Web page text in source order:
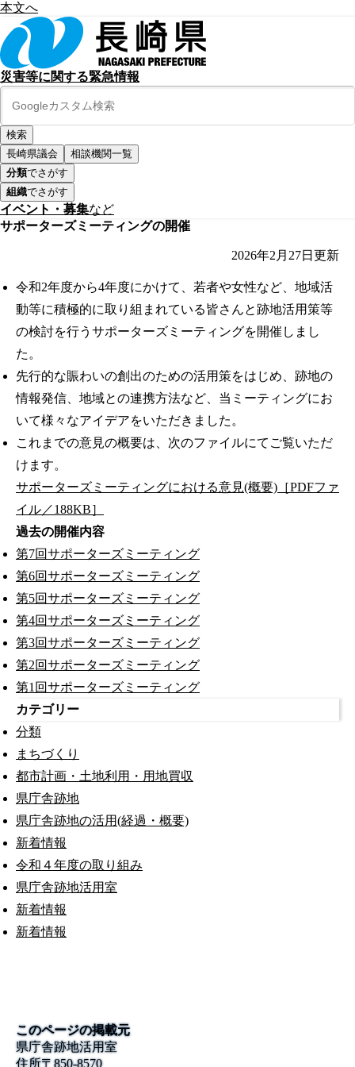
本文へ
災害等に関する緊急情報
長崎県議会
相談機関一覧
分類でさがす
組織でさがす
イベント・募集など
サポーターズミーティングの開催
2026年2月27日 更新
令和2年度から4年度にかけて、若者や女性など、地域活
動等に積極的に取り組まれている皆さんと跡地活用策等
の検討を行うサポーターズミーティングを開催しまし
た。
先行的な賑わいの創出のための活用策をはじめ、跡地の
情報発信、地域との連携方法など、当ミーティングにお
いて様々なアイデアをいただきました。
これまでの意見の概要は、次のファイルにてご覧いただ
けます。
サポーターズミーティングにおける意見(概要)［PDFファ
イル／188KB］
過去の開催内容
第7回サポーターズミーティング
第6回サポーターズミーティング
第5回サポーターズミーティング
第4回サポーターズミーティング
第3回サポーターズミーティング
第2回サポーターズミーティング
第1回サポーターズミーティング
カテゴリー
分類
まちづくり
都市計画・土地利用・用地買収
県庁舎跡地
県庁舎跡地の活用(経過・概要)
新着情報
令和４年度の取り組み
県庁舎跡地活用室
新着情報
新着情報
このページの掲載元
県庁舎跡地活用室
住所〒850-8570